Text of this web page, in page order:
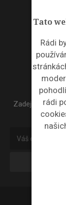
Tato
Rádi
rádi
Zadejte váš